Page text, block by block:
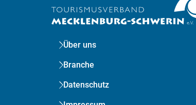
Über uns
Branche
Datenschutz